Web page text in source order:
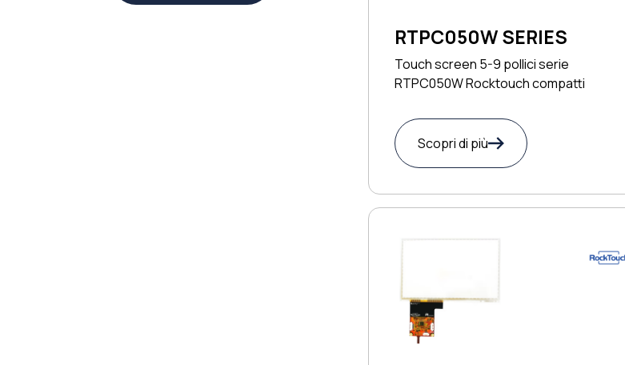
RTPC050W SERIES
Touch screen 5-9 pollici serie
RTPC050W Rocktouch compatti
Scopri di più